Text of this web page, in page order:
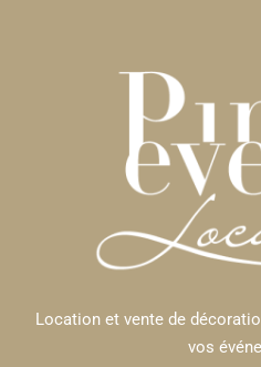
Location et vente de
vos